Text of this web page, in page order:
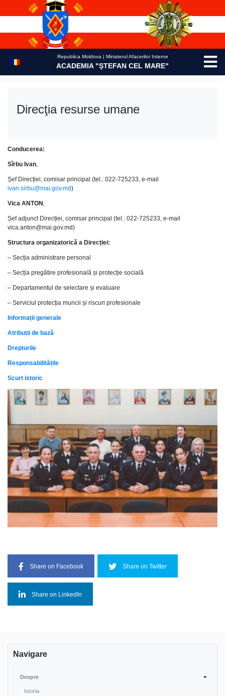
Republica Moldova | Ministerul Afacerilor Interne
ACADEMIA "ŞTEFAN CEL MARE"
Direcţia resurse umane
Conducerea:
Sîrbu Ivan,
Șef Direcției, comisar principal (tel.: 022-725233, e-mail
ivan.sirbu@mai.gov.md)
Vica ANTON ,
Șef adjunct Direcției, comisar principal (tel.: 022-725233, e-mail
vica.anton@mai.gov.md)
Structura organizatorică a Direcției:
– Secția administrare personal
– Secția pregătire profesională și protecție socială
– Departamentul de selectare și evaluare
– Serviciul protecția muncii și riscuri profesionale
Informații generale
Atribuții de bază
Drepturile
Responsabilitățile
Scurt istoric
Share on Facebook Share on Twitter
Share on LinkedIn
Navigare
Despre
Istoria